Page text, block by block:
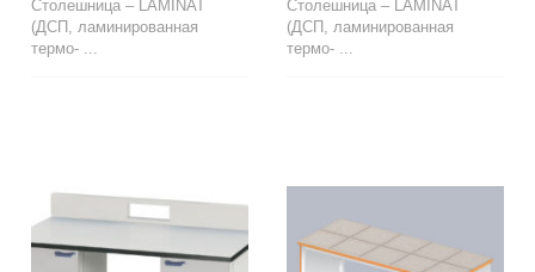
Столешница – LAMINAT
(ДСП, ламинированная
термо- ...
Столешница – LAMINAT
(ДСП, ламинированная
термо- ...